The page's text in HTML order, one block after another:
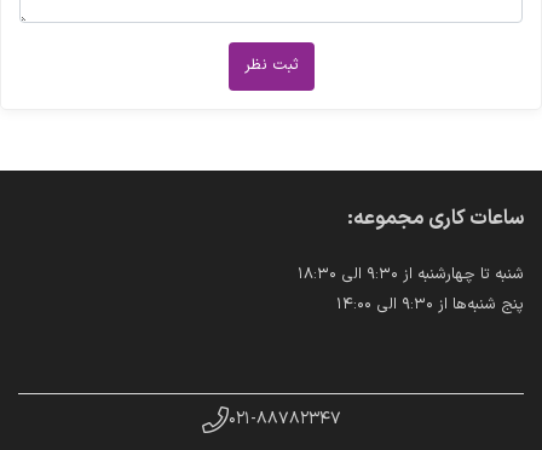
ثبت نظر
ساعات کاری مجموعه:
شنبه تا چهارشنبه از ۹:۳۰ الی ۱۸:۳۰
پنج شنبه‌ها از ۹:۳۰ الی ۱۴:۰۰
۰۲۱-۸۸۷۸۲۳۴۷